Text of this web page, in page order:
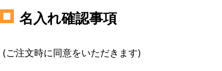
名入れ確認事項
(ご注文時に同意をいただきます)